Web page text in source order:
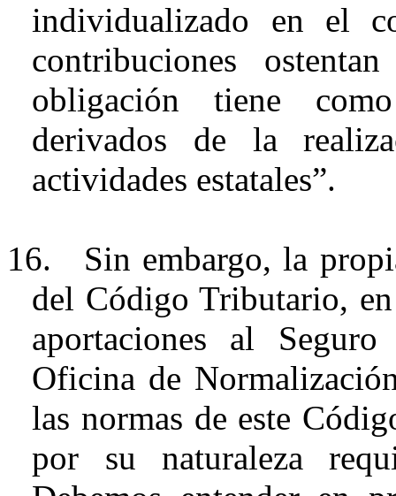
individualizado en el
contribuciones
obligación tiene
derivados de la
actividades estatales”.
16.
Sin embargo, la
del Código Tributario,
aportaciones al
Oficina de
las normas de este
por su naturaleza